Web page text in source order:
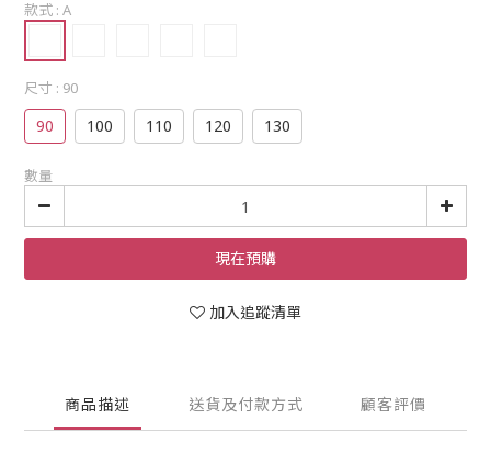
款式 : A
尺寸 : 90
90 100 110 120 130
數量
現在預購
加入追蹤清單
商品描述 送貨及付款方式 顧客評價